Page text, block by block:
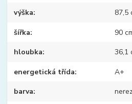
výška 87,5
šířka 90
hloubka 36,1
energetická třída A+
barva